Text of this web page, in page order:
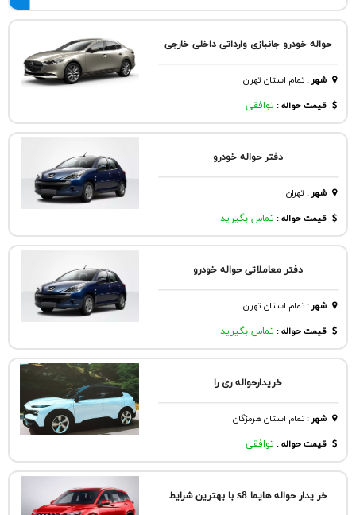
حواله خودرو جانبازی وارداتی داخلی خارجی
شهر:تمام استان تهران
قیمت حواله : توافقی
دفتر حواله خودرو
شهر: تهران
قیمت حواله : تماس بگیرید
دفتر معاملاتی حواله خودرو
شهر:تمام استان تهران
قیمت حواله : تماس بگیرید
خریدارحواله ری را
شهر:تمام استان هرمزگان
قیمت حواله : توافقی
خر یدار حواله هایما s8 با بهترین شرایط